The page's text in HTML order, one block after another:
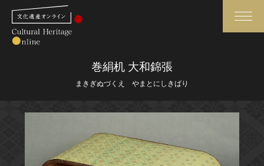
さらに詳細検索
巻絹机 大和錦張
まきぎぬづくえ やまとにしきばり